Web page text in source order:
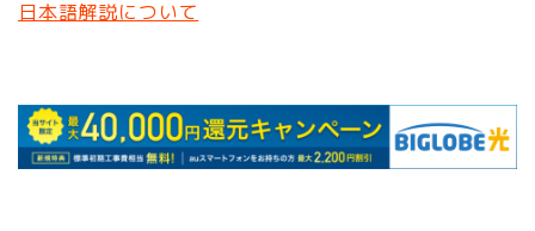
日本語解説について